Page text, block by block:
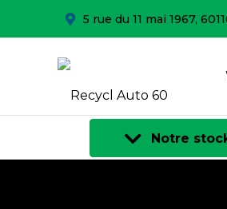
5 rue du 11 mai 1967,
Notre